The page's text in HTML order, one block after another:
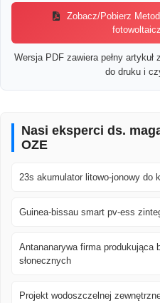
Zobacz/Pobierz
Wersja PDF zawiera pełny
do druku i
Nasi eksperci ds.
OZE
23s akumulator litowo-jonowy do
Guinea-bissau smart pv-ess
Antananarywa firma produkująca
słonecznych
Projekt wodoszczelnej